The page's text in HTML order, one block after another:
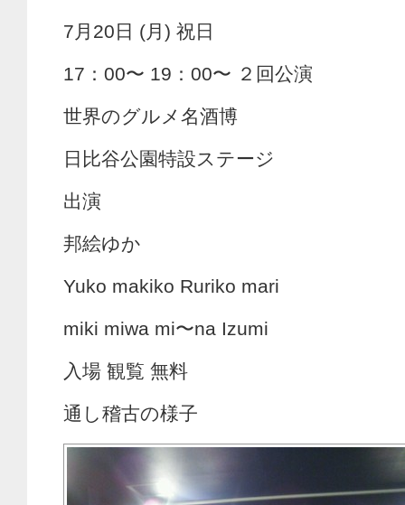
7月20日 (月) 祝日
17：00〜 19：00〜 ２回公演
世界のグルメ名酒博
日比谷公園特設ステージ
出演
邦絵ゆか
Yuko makiko Ruriko mari
miki miwa mi〜na Izumi
入場 観覧 無料
通し稽古の様子